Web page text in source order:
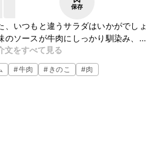
保存
いつもと違うサラダはいかがでしょ
のソースが牛肉にしっかり馴染み、野
なりますよ。お好みの野菜を加えてア
文をすべて見る
#牛肉 # きのこ #肉